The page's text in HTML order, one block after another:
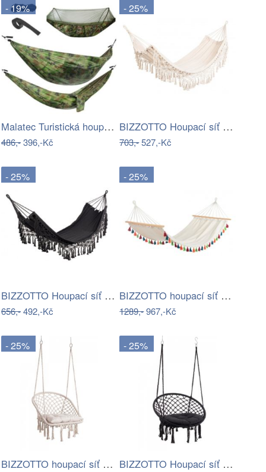
- 19%
Malatec Turistická houpací síť Santiago…
486,-396,-Kč
- 25%
BIZZOTTO Houpací síť ELDORIS světlá…
703,-527,-Kč
- 25%
BIZZOTTO Houpací síť ELDORIS černá…
656,-492,-Kč
- 25%
BIZZOTTO houpací síť PAINT 100x200 cm…
1289,-967,-Kč
- 25%
BIZZOTTO houpací síť JAVIER bílá 88x130…
- 25%
BIZZOTTO Houpací síť JAVIER černá